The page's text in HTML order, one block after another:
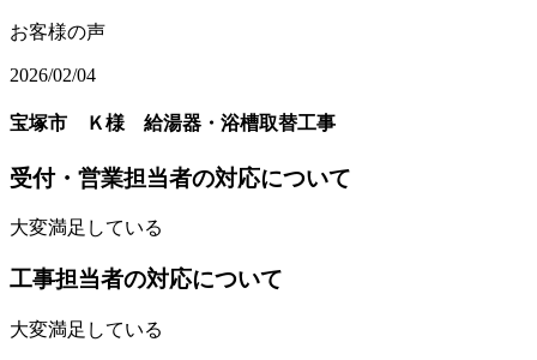
お客様の声
2026/02/04
宝塚市 Ｋ様 給湯器・浴槽取替工事
受付・営業担当者の対応について
大変満足している
工事担当者の対応について
大変満足している